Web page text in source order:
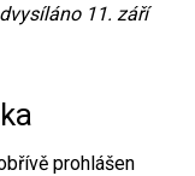
11. září
prohlášen